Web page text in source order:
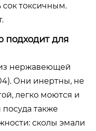
сок токсичным.
подходит для
нержавеющей
Они инертны, не
легко моются и
также
сколы эмали